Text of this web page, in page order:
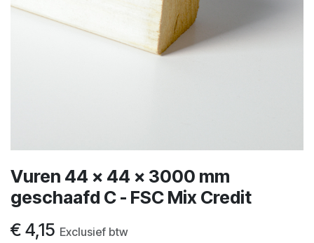
Vuren 44 x 44 x 3000 mm
geschaafd C - FSC Mix Credit
€ 4,15 Exclusief btw